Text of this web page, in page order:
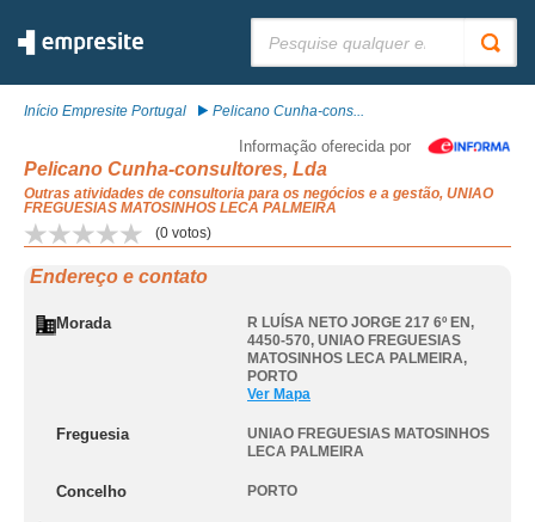
Início Empresite Portugal Pelicano Cunha-cons...
Informação oferecida por
Pelicano Cunha-consultores, Lda
Outras atividades de consultoria para os negócios e a gestão, UNIAO
FREGUESIAS MATOSINHOS LECA PALMEIRA
(0 votos)
Endereço e contato
Morada
R LUÍSA NETO JORGE 217 6º EN,
4450-570, UNIAO FREGUESIAS
MATOSINHOS LECA PALMEIRA,
PORTO
Ver Mapa
Freguesia
UNIAO FREGUESIAS MATOSINHOS
LECA PALMEIRA
Concelho PORTO